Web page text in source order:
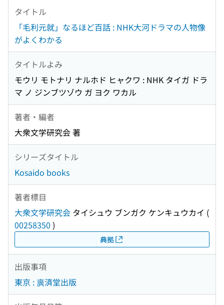
タイトル
「毛利元就」なるほど百話 : NHK大河ドラマの人物像
がよくわかる
タイトルよみ
モウリ モトナリ ナルホド ヒャクワ : NHK タイガ ドラ
マ ノ ジンブツゾウ ガ ヨク ワカル
著者・編者
大衆文学研究会 著
シリーズタイトル
Kosaido books
著者標目
大衆文学研究会 タイシュウ ブンガク ケンキュウカイ (
00258350 )
典拠
出版事項
東京 : 廣済堂出版